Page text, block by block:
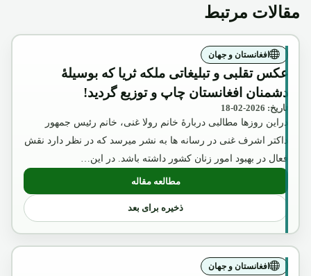
مقالات مرتبط
افغانستان و جهان
عکس تقلبی و تبلیغاتی ملکه ثریا که بوسیلۀ
دشمنان افغانستان چاپ و توزیع گردید!
تاریخ: 2026-02-18
دراین روزها مطالبی دربارۀ خانم رولا غنی، خانم رئیس جمهور
داکتر اشرف غنی در رسانه ها به نشر میرسد که در نظر دارد نقش
فعال در بهبود امور زنان کشور داشته باشد. در این…
مطالعه مقاله: عکس تقلبی و تبلیغاتی ملکه ثریا که
ذخیره برای بعد
افغانستان و جهان